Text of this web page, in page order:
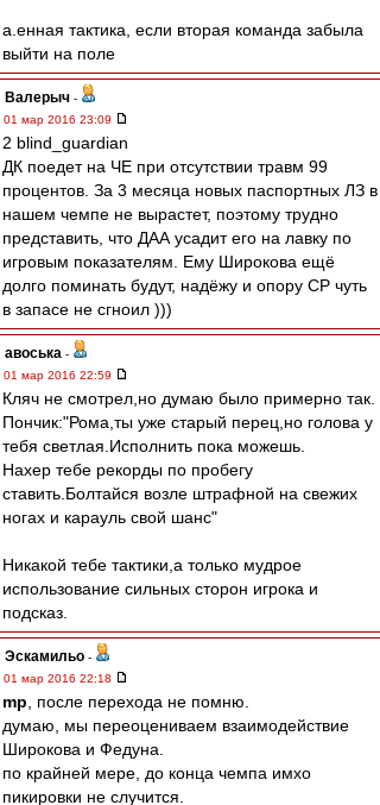
а.енная тактика, если вторая команда забыла
выйти на поле
Валерыч -
01 мар 2016 23:09
2 blind_guardian
ДК поедет на ЧЕ при отсутствии травм 99
процентов. За 3 месяца новых паспортных ЛЗ в
нашем чемпе не вырастет, поэтому трудно
представить, что ДАА усадит его на лавку по
игровым показателям. Ему Широкова ещё
долго поминать будут, надёжу и опору СР чуть
в запасе не сгноил )))
авоська -
01 мар 2016 22:59
Кляч не смотрел,но думаю было примерно так.
Пончик:"Рома,ты уже старый перец,но голова у
тебя светлая.Исполнить пока можешь.
Нахер тебе рекорды по пробегу
ставить.Болтайся возле штрафной на свежих
ногах и карауль свой шанс"
Никакой тебе тактики,а только мудрое
использование сильных сторон игрока и
подсказ.
Эскамильо -
01 мар 2016 22:18
mp , после перехода не помню.
думаю, мы переоцениваем взаимодействие
Широкова и Федуна.
по крайней мере, до конца чемпа имхо
пикировки не случится.